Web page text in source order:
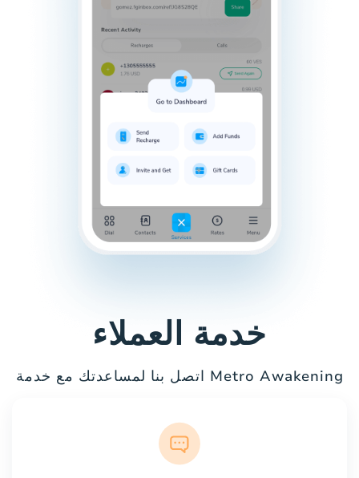
خدمة العملاء
اتصل بنا لمساعدتك مع خدمة Metro Awakening